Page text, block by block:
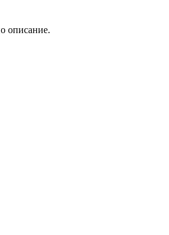
описание.